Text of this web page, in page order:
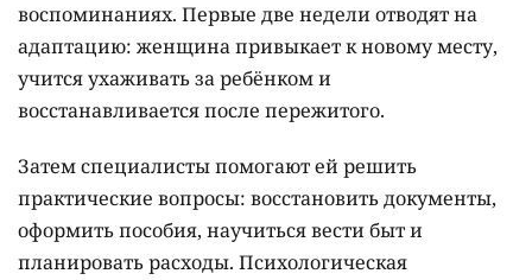
воспоминаниях. Первые две недели отводят на
адаптацию: женщина привыкает к новому месту,
учится ухаживать за ребёнком и
восстанавливается после пережитого.
Затем специалисты помогают ей решить
практические вопросы: восстановить документы,
оформить пособия, научиться вести быт и
планировать расходы. Психологическая